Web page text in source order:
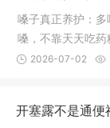
嗓子真正养护：
嗓，不靠天天吃药
2026-07-02
开塞露不是通便